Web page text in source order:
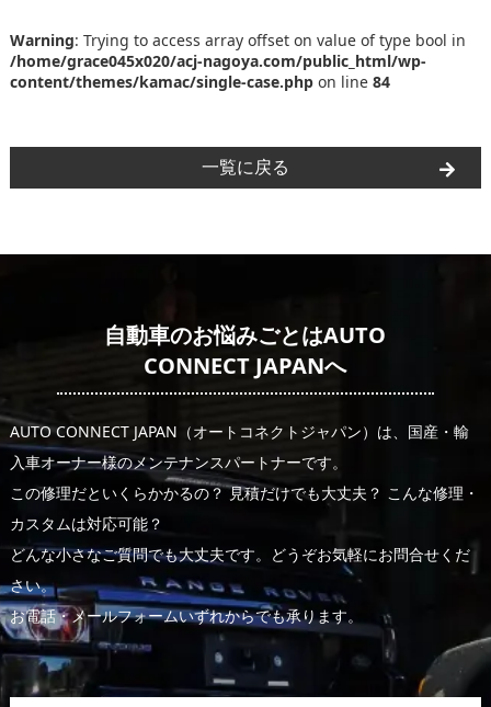
Warning: Trying to access array offset on value of type bool in
/home/grace045x020/acj-nagoya.com/public_html/wp-
content/themes/kamac/single-case.phpon line 84
一覧に戻る
自動車のお悩みごとはAUTO
CONNECT JAPANへ
AUTO CONNECT JAPAN（オートコネクトジャパン）は、国産・輸
入車オーナー様のメンテナンスパートナーです。
この修理だといくらかかるの？ 見積だけでも大丈夫？ こんな修理・
カスタムは対応可能？
どんな小さなご質問でも大丈夫です。どうぞお気軽にお問合せくだ
さい。
お電話・メールフォームいずれからでも承ります。